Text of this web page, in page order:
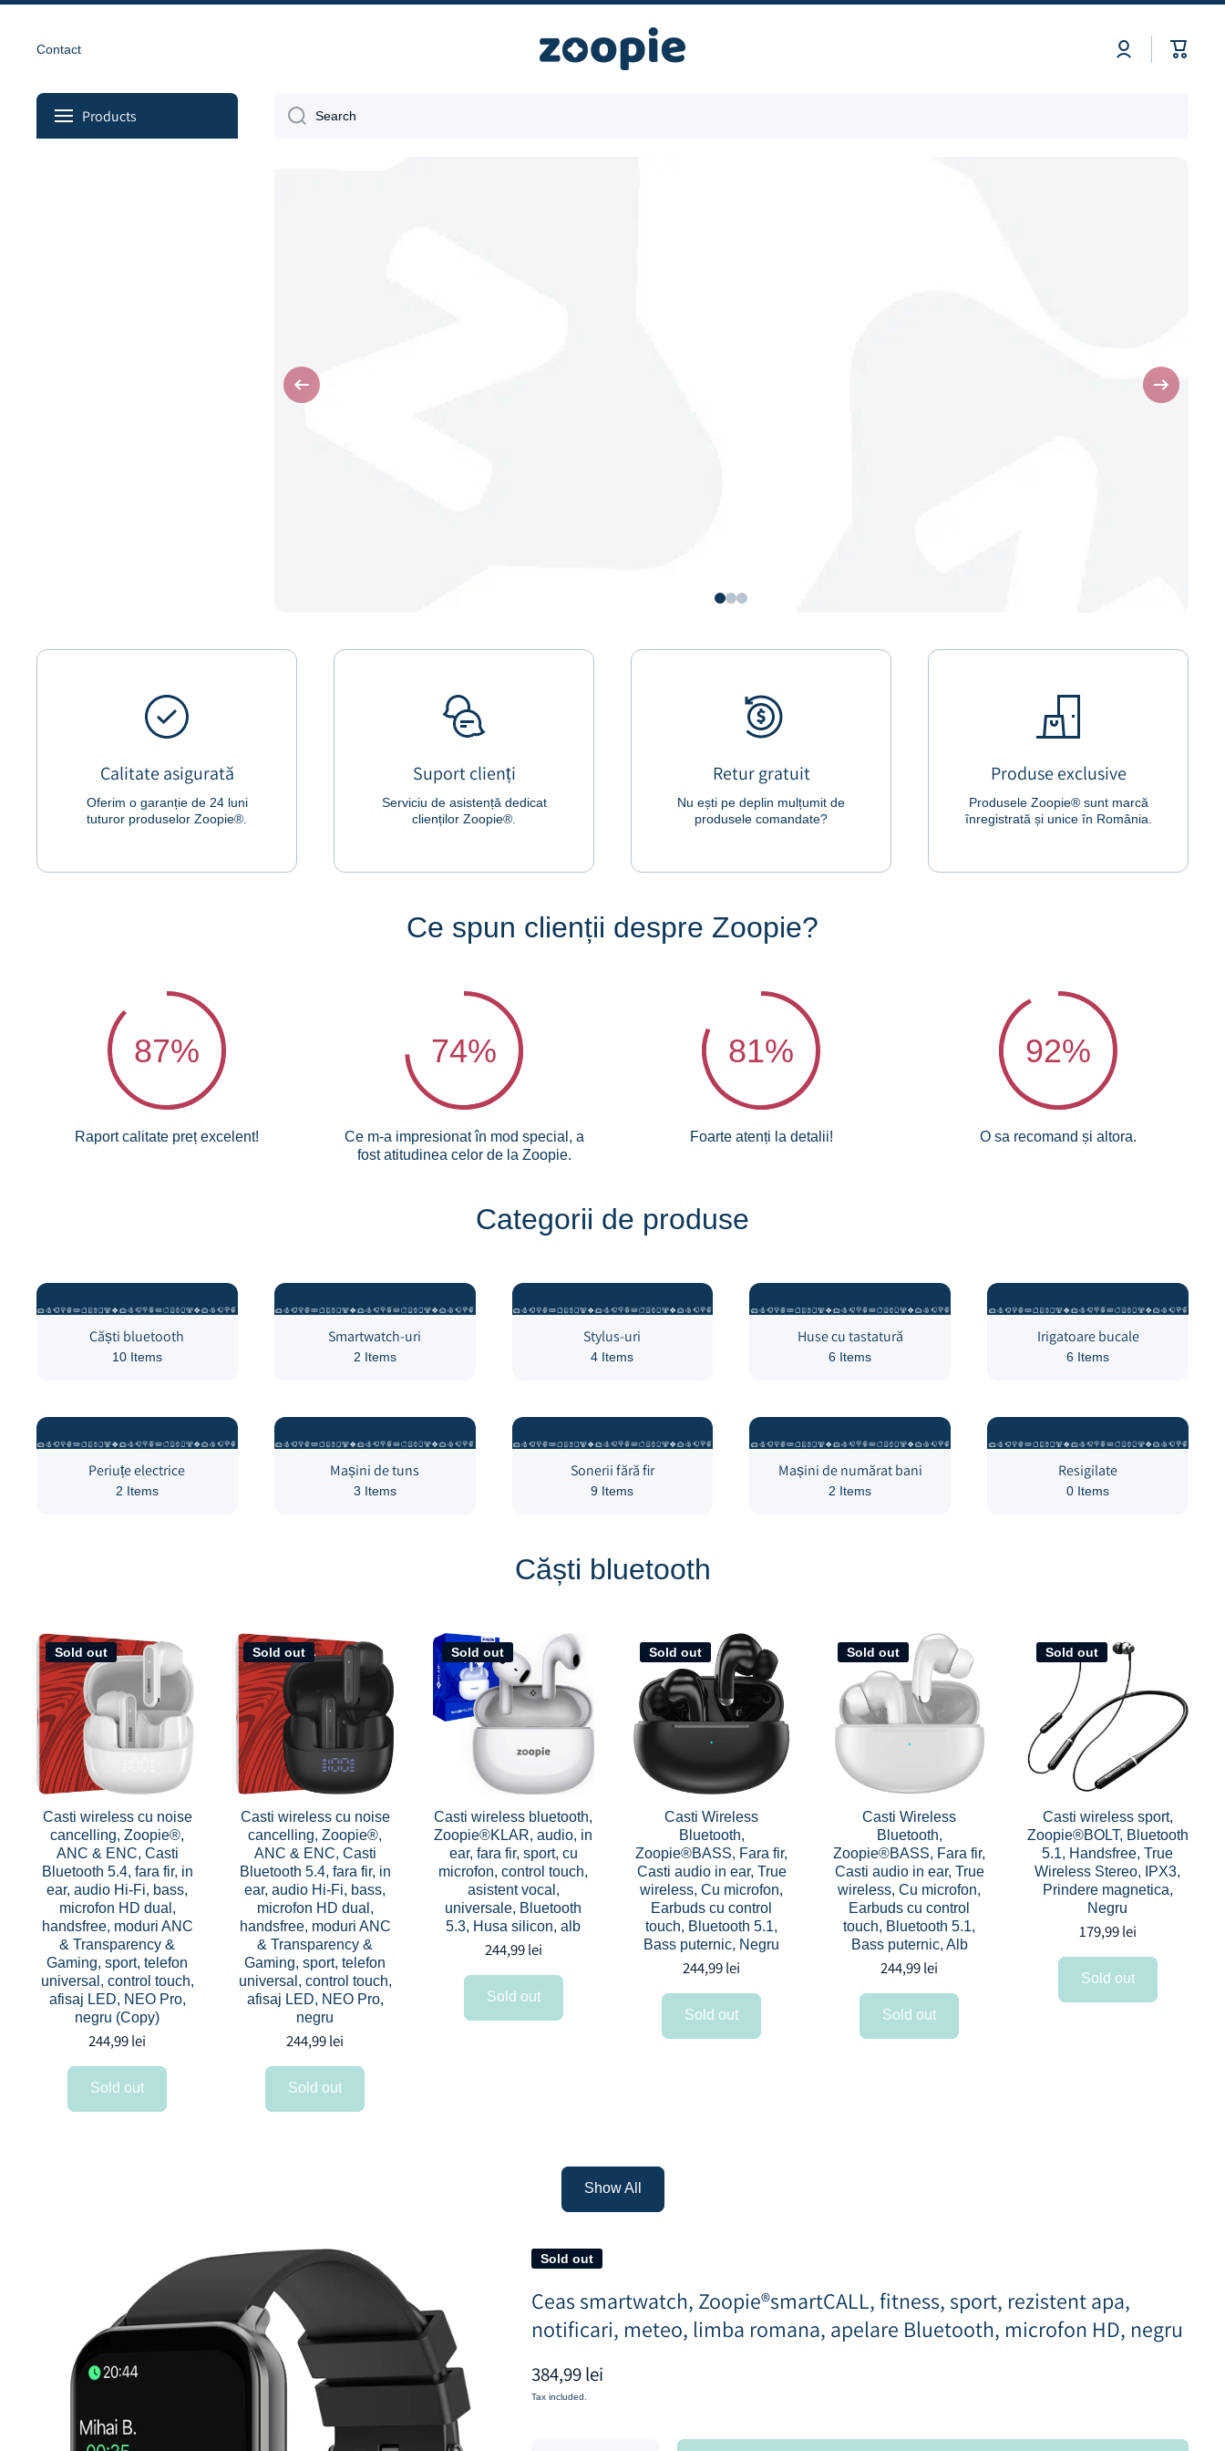
Contact
Log
in
Cart
Products Search
Calitate asigurată
Oferim o garanție de 24 luni
tuturor produselor Zoopie®.
Suport clienți
Serviciu de asistență dedicat
clienților Zoopie®.
Retur gratuit
Nu ești pe deplin mulțumit de
produsele comandate?
Produse exclusive
Produsele Zoopie® sunt marcă
înregistrată și unice în România.
Ce spun clienții despre Zoopie?
87%
Raport calitate preț excelent!
74%
Ce m-a impresionat în mod special, a
fost atitudinea celor de la Zoopie.
81%
Foarte atenți la detalii!
92%
O sa recomand și altora.
Categorii de produse
Căști bluetooth
10 Items
Smartwatch-uri
2 Items
Stylus-uri
4 Items
Huse cu tastatură
6 Items
Irigatoare bucale
6 Items
Periuțe electrice
2 Items
Mașini de tuns
3 Items
Sonerii fără fir
9 Items
Mașini de numărat bani
2 Items
Resigilate
0 Items
Căști bluetooth
Sold out
Casti wireless cu noise
cancelling, Zoopie®,
ANC & ENC, Casti
Bluetooth 5.4, fara fir, in
ear, audio Hi-Fi, bass,
microfon HD dual,
handsfree, moduri ANC
& Transparency &
Gaming, sport, telefon
universal, control touch,
afisaj LED, NEO Pro,
negru (Copy)
244,99 lei
Sold out
Sold out
Casti wireless cu noise
cancelling, Zoopie®,
ANC & ENC, Casti
Bluetooth 5.4, fara fir, in
ear, audio Hi-Fi, bass,
microfon HD dual,
handsfree, moduri ANC
& Transparency &
Gaming, sport, telefon
universal, control touch,
afisaj LED, NEO Pro,
negru
244,99 lei
Sold out
Sold out
Casti wireless bluetooth,
Zoopie®KLAR, audio, in
ear, fara fir, sport, cu
microfon, control touch,
asistent vocal,
universale, Bluetooth
5.3, Husa silicon, alb
244,99 lei
Sold out
Sold out
Casti Wireless
Bluetooth,
Zoopie®BASS, Fara fir,
Casti audio in ear, True
wireless, Cu microfon,
Earbuds cu control
touch, Bluetooth 5.1,
Bass puternic, Negru
244,99 lei
Sold out
Sold out
Casti Wireless
Bluetooth,
Zoopie®BASS, Fara fir,
Casti audio in ear, True
wireless, Cu microfon,
Earbuds cu control
touch, Bluetooth 5.1,
Bass puternic, Alb
244,99 lei
Sold out
Sold out
Casti wireless sport,
Zoopie®BOLT, Bluetooth
5.1, Handsfree, True
Wireless Stereo, IPX3,
Prindere magnetica,
Negru
179,99 lei
Sold out
Show All
Skip to product information Sold out
Ceas smartwatch, Zoopie®smartCALL, fitness, sport, rezistent apa,
notificari, meteo, limba romana, apelare Bluetooth, microfon HD, negru
384,99 lei
Tax included.